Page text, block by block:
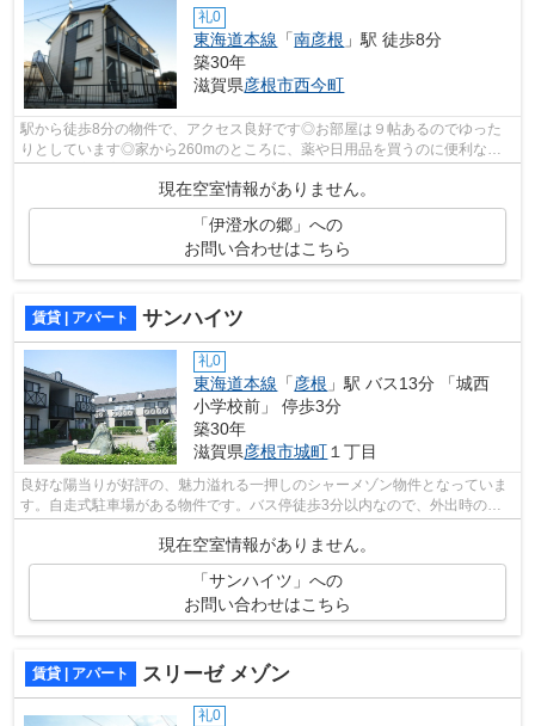
礼0
東海道本線 「南彦根 」駅 徒歩8分
築30年
滋賀県彦根市西今町
駅から徒歩8分の物件で、アクセス良好です◎お部屋は９帖あるのでゆった
りとしています◎家から260mのところに、薬や日用品を買うのに便利なキ
現在空室情報がありません。
「伊澄水の郷」への
お問い合わせはこちら
賃貸 | アパート サンハイツ
礼0
東海道本線 「彦根 」駅 バス13分 「城西
小学校前」 停歩3分
築30年
滋賀県彦根市城町 １丁目
良好な陽当りが好評の、魅力溢れる一押しのシャーメゾン物件となっていま
す。自走式駐車場がある物件です。バス停徒歩3分以内なので、外出時の移
現在空室情報がありません。
「サンハイツ」への
お問い合わせはこちら
賃貸 | アパート スリーゼ メゾン
礼0